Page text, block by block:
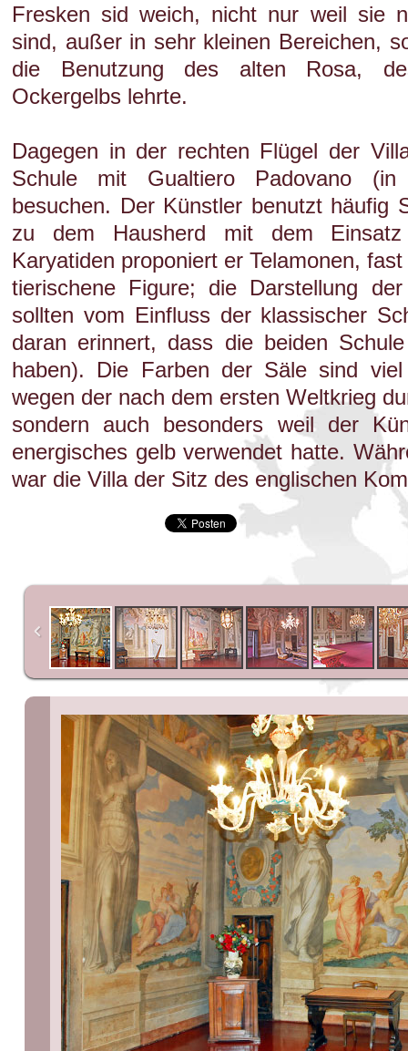
Fresken sid weich, nicht nur weil sie
sind, außer in sehr kleinen Bereichen,
die Benutzung des alten Rosa,
Ockergelbs lehrte.
Dagegen in der rechten Flügel der
Schule mit Gualtiero Padovano
besuchen. Der Künstler benutzt häufig
zu dem Hausherd mit dem
Karyatiden proponiert er Telamonen,
tierischene Figure; die Darstellung
sollten vom Einfluss der klassischer
daran erinnert, dass die beiden
haben). Die Farben der Säle sind
wegen der nach dem ersten Weltkrieg
sondern auch besonders weil der
energisches gelb verwendet hatte.
war die Villa der Sitz des englischen